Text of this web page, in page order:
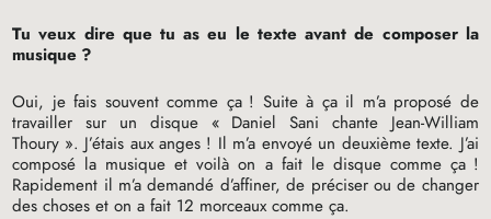
Tu veux dire que tu as eu le texte avant de composer la
musique ?
Oui, je fais souvent comme ça ! Suite à ça il m’a proposé de
travailler sur un disque « Daniel Sani chante Jean-William
Thoury ». J’étais aux anges ! Il m’a envoyé un deuxième texte. J’ai
composé la musique et voilà on a fait le disque comme ça !
Rapidement il m’a demandé d’affiner, de préciser ou de changer
des choses et on a fait 12 morceaux comme ça.